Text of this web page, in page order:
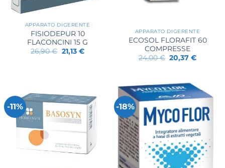
APPARATO DIGERENTE
FISIODEPUR 10
FLACONCINI 15 G
26,90€ Il
prezzo
21,13 €Il
APPARATO DIGERENTE
ECOSOL FLORAFIT 60
COMPRESSE
24,00€ Il
prezzo
24,00 €.
20,37€Il
-11% -18%